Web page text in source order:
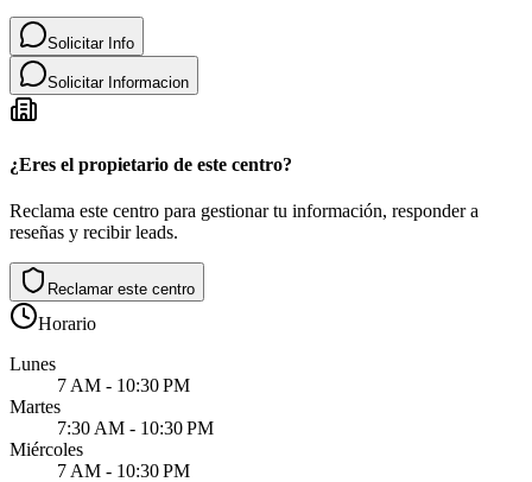
Solicitar Info
Solicitar Informacion
¿Eres el propietario de este centro?
Reclama este centro para gestionar tu información, responder a
reseñas y recibir leads.
Reclamar este centro
Horario
Lunes
7 AM - 10:30 PM
Martes
7:30 AM - 10:30 PM
Miércoles
7 AM - 10:30 PM